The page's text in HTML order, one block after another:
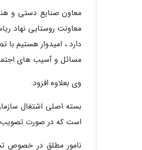
معاونت روستایی نهاد
دارد ، امیدوار هستیم
مسائل و آسیب های
وی بعلاوه افزود:
بسته اصلی اشتغال
است که در صورت تصویب
نامور مطلق در خصوص